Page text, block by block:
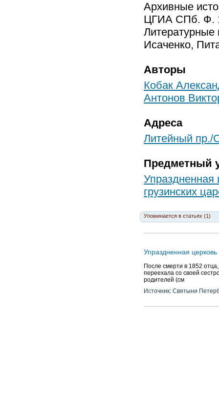
Архивные
ЦГИА СПб. Ф.
Литературные
Исаченко,
Авторы
Кобак
Антонов
Адреса
Литейный пр./
Предметный
грузинских
Упоминается в статьях (1)
Упраздненная
После смерти в 1852
переехала со своей
родителей (см
Источник: Святыни